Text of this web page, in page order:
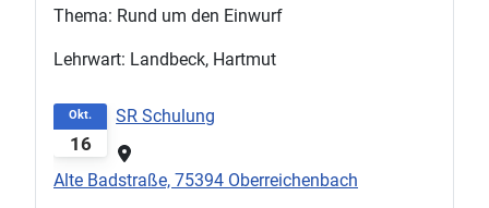
Thema: Rund um den Einwurf
Lehrwart: Landbeck, Hartmut
16
Okt. SR Schulung
Alte Badstraße, 75394 Oberreichenbach